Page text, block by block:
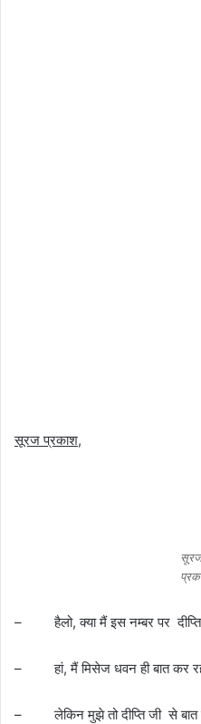
सूरज प्रकाश,
सूरज
– हैलो, क्या मैं इस नम्बर पर
– हां, मैं मिसेज धवन ही बात कर
– लेकिन मुझे तो दीप्ति जी से बात